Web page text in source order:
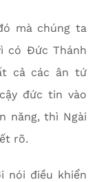
mà chúng ta
có Đức Thánh
cả các ân tứ
đức tin vào
năng, thì Ngài
rõ.
nói điều khiển